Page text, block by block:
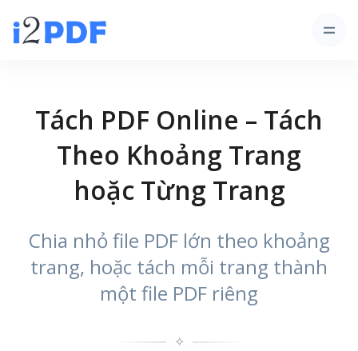
Tách PDF Online – Tách
Theo Khoảng Trang
hoặc Từng Trang
Chia nhỏ file PDF lớn theo khoảng
trang, hoặc tách mỗi trang thành
một file PDF riêng
✧